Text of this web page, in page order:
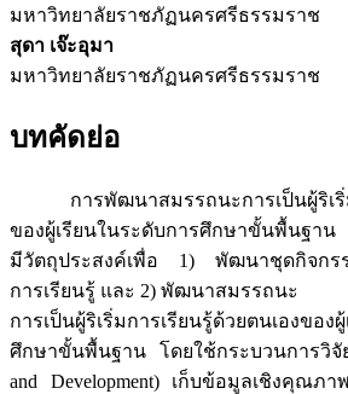
มหาวิทยาลัยราชภัฏนครศรีธรรมราช
สุดา เจ๊ะอุมา
มหาวิทยาลัยราชภัฏนครศรีธรรมราช
บทคัดย่อ
การพัฒนาสมรรถนะการเป็นผู้ริเริ่ม
ของผู้เรียนในระดับการศึกษาขั้นพื้นฐาน
มีวัตถุประสงค์เพื่อ 1) พัฒนาชุดกิจกร
การเรียนรู้ และ 2) พัฒนาสมรรถนะ
การเป็นผู้ริเริ่มการเรียนรู้ด้วยตนเองของ
ศึกษาขั้นพื้นฐาน โดยใช้กระบวนการวิจั
and Development) เก็บข้อมูลเชิงคุณภ